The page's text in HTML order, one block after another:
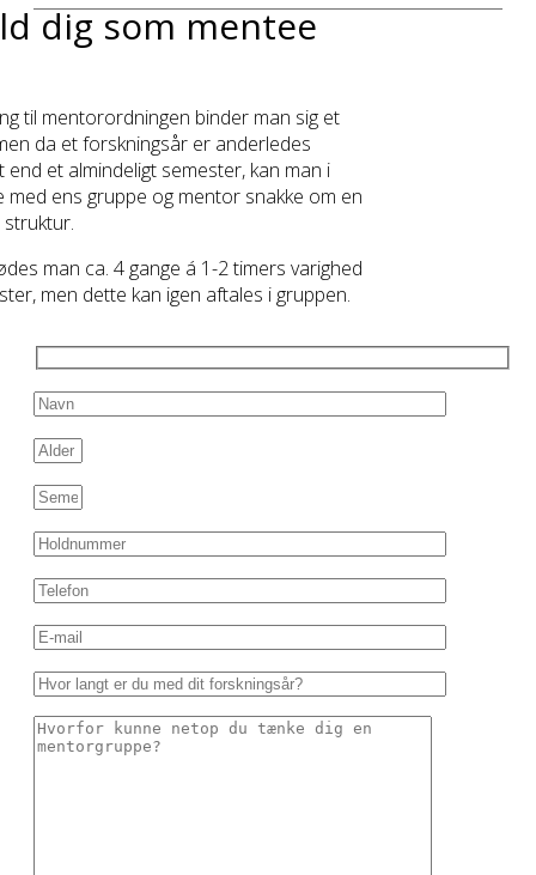
dig som mentee
til mentorordningen binder man sig et
da et forskningsår er anderledes
et almindeligt semester, kan man i
med ens gruppe og mentor snakke om en
man ca. 4 gange á 1-2 timers varighed
men dette kan igen aftales i gruppen.